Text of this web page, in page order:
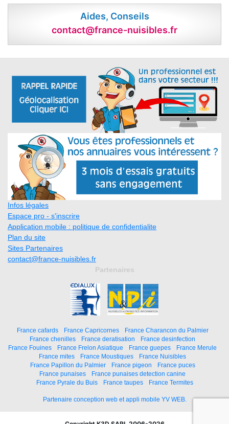
Aides, Conseils
contact@france-nuisibles.fr
Infos légales
Espace pro - s'inscrire
Application mobile : politique de confidentialite
Plan du site
Sites Partenaires
contact@france-nuisibles.fr
Partenaires
France cafards France Capricornes
France Charancon du Palmier
France chenilles
France deratisation
France desinfection
France Fouines
France Frelon Asiatique France guepes
France Merule
France mites
France Moustiques
France Nuisibles
France Papillon du Palmier
France pigeon
France puces
France punaises
France punaises detection canine
France Pyrale du Buis
France taupes France Termites
Partenaire conception web et appli mobile YV WEB.